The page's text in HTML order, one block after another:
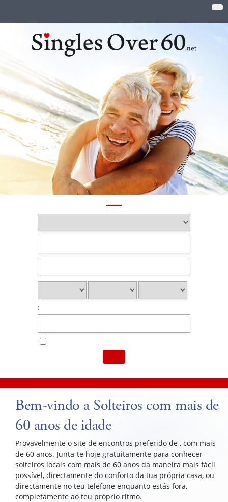
:
Bem-vindo a Solteiros com mais de
60 anos de idade
Provavelmente o site de encontros preferido de , com mais
de 60 anos. Junta-te hoje gratuitamente para conhecer
solteiros locais com mais de 60 anos da maneira mais fácil
possível, directamente do conforto da tua própria casa, ou
directamente no teu telefone enquanto estás fora,
completamente ao teu próprio ritmo.